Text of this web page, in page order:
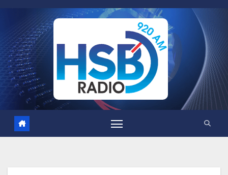
contenido